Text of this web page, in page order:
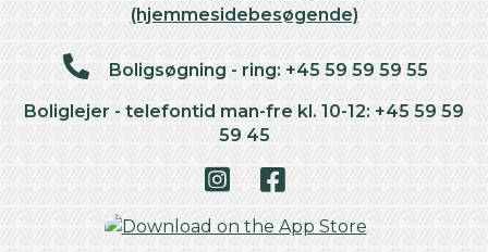
(hjemmesidebesøgende)
Boligsøgning - ring: +45 59 59 59 55
Boliglejer - telefontid man-fre kl. 10-12: +45 59 59
59 45